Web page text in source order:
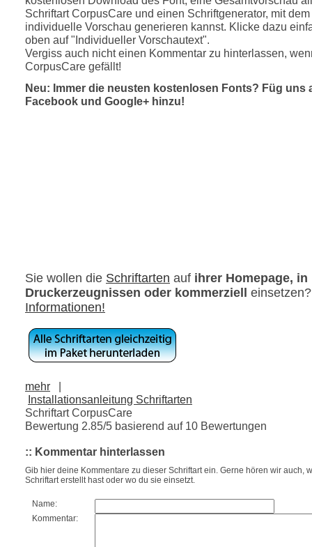
Schriftart CorpusCare und einen Schriftgenerator, mit
individuelle Vorschau generieren kannst. Klicke dazu
oben auf "Individueller Vorschautext".
Vergiss auch nicht einen Kommentar zu hinterlassen,
CorpusCare gefällt!
Neu: Immer die neusten kostenlosen Fonts? Füg uns
Facebook und Google+ hinzu!
Sie wollen die Schriftarten auf ihrer Homepage, in
Druckerzeugnissen oder kommerziell
Informationen!
mehr
|
Installationsanleitung Schriftarten
Schriftart CorpusCare
Bewertung 2.85/5 basierend auf 10 Bewertungen
:: Kommentar hinterlassen
Gib hier deine Kommentare zu dieser Schriftart ein. Gerne hören wir auch,
Schriftart erstellt hast oder wo du sie einsetzt.
Name:
Kommentar: